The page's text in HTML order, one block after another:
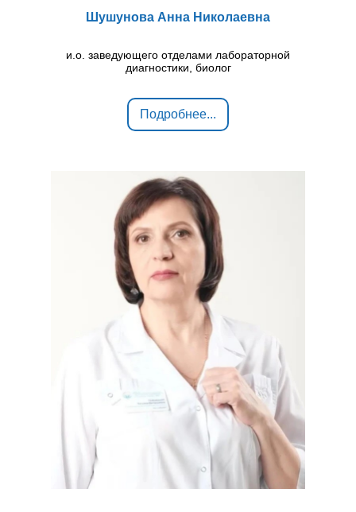
Шушунова Анна Николаевна
и.о. заведующего отделами лабораторной
диагностики, биолог
Подробнее...